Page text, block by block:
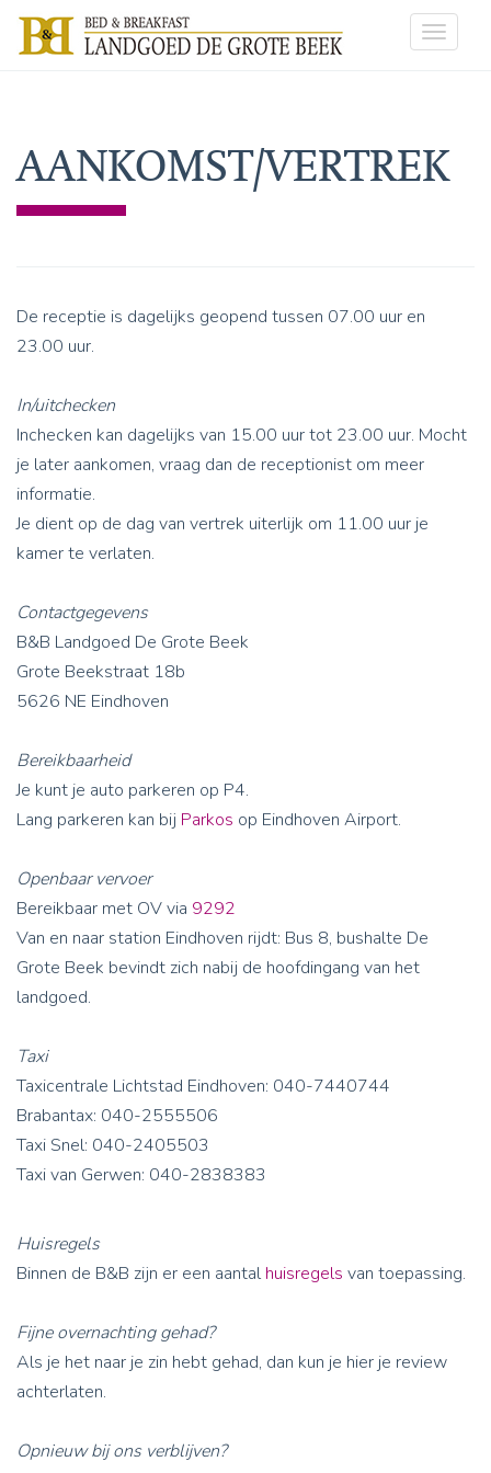
Toggle
AANKOMST/VERTREK
De receptie is dagelijks geopend tussen 07.00 uur en
23.00 uur.
In/uitchecken
Inchecken kan dagelijks van 15.00 uur tot 23.00 uur. Mocht
je later aankomen, vraag dan de receptionist om meer
informatie.
Je dient op de dag van vertrek uiterlijk om 11.00 uur je
kamer te verlaten.
Contactgegevens
B&B Landgoed De Grote Beek
Grote Beekstraat 18b
5626 NE Eindhoven
Bereikbaarheid
Je kunt je auto parkeren op P4.
Lang parkeren kan bij Parkos op Eindhoven Airport.
Openbaar vervoer
Bereikbaar met OV via 9292
Van en naar station Eindhoven rijdt: Bus 8, bushalte De
Grote Beek bevindt zich nabij de hoofdingang van het
landgoed.
Taxi
Taxicentrale Lichtstad Eindhoven: 040-7440744
Brabantax: 040-2555506
Taxi Snel: 040-2405503
Taxi van Gerwen: 040-2838383
Huisregels
Binnen de B&B zijn er een aantal huisregels van toepassing.
Fijne overnachting gehad?
Als je het naar je zin hebt gehad, dan kun je hier je review
achterlaten.
Opnieuw bij ons verblijven?